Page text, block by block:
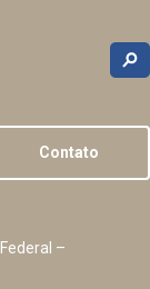
Contato
–